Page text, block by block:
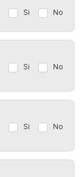
Si No
Si No
Si No